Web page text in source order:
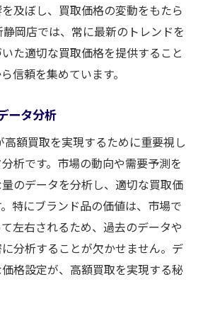
及ぼし、買取価格の変動をもたら
静岡店では、常に最新のトレンドを
た適切な買取価格を提供すること
信頼を集めています。
ータ分析
高額買取を実現するために重要視し
析です。市場の動向や需要予測を
のデータを分析し、適切な買取価
特にブランド品の価値は、市場で
左右されるため、過去のデータや
分析することが欠かせません。デ
格設定が、高額買取を実現する秘